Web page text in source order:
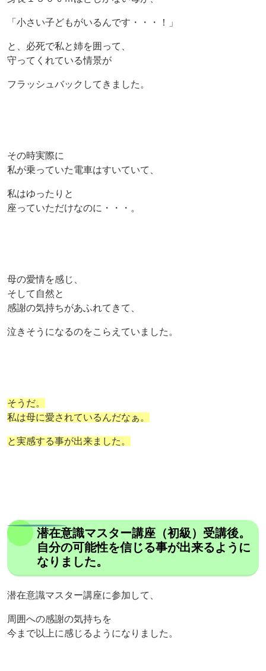
「小さい子どもがいるんです・・・！」
と、必死で私と姉を囲って、
守ってくれている情景が
フラッシュバックしてきました。
その時実際に
私が乗っていた電車はすいていて、
私はゆったりと
座っていただけなのに・・・。
母の愛情を感じ、
そして自然と
感謝の気持ちがあふれてきて、
泣きそうになるのをこらえていました。
そうだ。
私は母に愛されているんだなぁ。
と実感する事が出来ました。
潜在意識マスター講座（初級）受講後。
自分の可能性を信じる事が出来るように
なりました。
潜在意識マスター講座に参加して、
周囲への感謝の気持ちを
今まで以上に感じるようになりました。